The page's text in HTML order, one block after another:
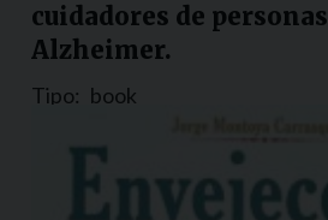
cuidadores de
Alzheimer.
Tipo: book